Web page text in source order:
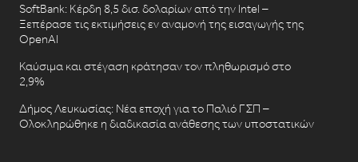
SoftBank: Κέρδη 8,5 δισ. δολαρίων από την Intel –
Ξεπέρασε τις εκτιμήσεις εν αναμονή της εισαγωγής της
OpenAI
Καύσιμα και στέγαση κράτησαν τον πληθωρισμό στο
2,9%
Δήμος Λευκωσίας: Νέα εποχή για το Παλιό ΓΣΠ –
Ολοκληρώθηκε η διαδικασία ανάθεσης των υποστατικών